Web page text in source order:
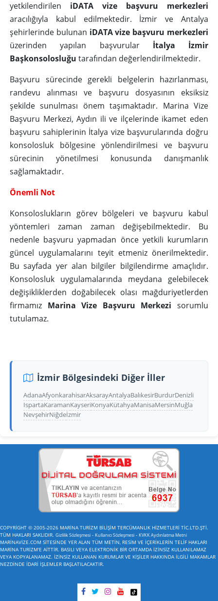
yetkilendirilen iDATA vize başvuru merkezleri
aracılığıyla kabul edilmektedir. İzmir ve Antalya
şehirlerinde bulunan iDATA vize başvuru merkezleri
üzerinden yapılan başvurular İtalya İzmir
Başkonsolosluğu tarafından değerlendirilmektedir.
Başvuru sürecinde gerekli belgelerin hazırlanması,
randevu alınması ve başvuru dosyasının eksiksiz
şekilde sunulması önem taşımaktadır. Marina Vize
Başvuru Merkezi, Aydın ili ve ilçelerinde ikamet eden
başvuru sahiplerinin İtalya vize başvurularında doğru
konsolosluk bölgesine yönlendirilmesi ve başvuru
sürecinin yönetilmesi konusunda danışmanlık
sağlamaktadır.
Önemli Not
Konsoloslukların görev bölgeleri ve başvuru kabul
yöntemleri zaman zaman değişebilmektedir. Bu
nedenle başvuru yapmadan önce yetkili kurumların
güncel uygulamalarını teyit etmeniz önerilmektedir.
Bu sayfada yer alan bilgiler bilgilendirme amaçlıdır.
Konsolosluk uygulamalarında meydana gelebilecek
değişikliklerden doğabilecek olası mağduriyetlerden
firmamız Marina Vize Başvuru Merkezi sorumlu
tutulamaz.
İzmir Bölgesindeki Diğer İller
AdanaAfyonkarahisarAksarayAntalyaBalıkesirBurdurDenizli
IspartaKaramanKayseriKonyaKütahyaManisaMersinMuğla
NevşehirNiğdeİzmir
COPYRİGHT © 2005-2026 MARİNA TURİZM BİLİŞİM TERCÜMANLIK HİZMETLERİ TİC.LTD.ŞTİ.
TÜM HAKLARI SAKLIDIR. Gizlilik Sözleşmesi - Kullanıcı Sözleşmesi - KVKK Aydınlatma Metni
MARİNAVİZE.COM SİTESİNDE YER ALAN TÜM METİN, RESİM VE İÇERİKLERİN TELİF HAKLARI
MARİNA TURİZM'E AİTTİR. BASILI VEYA ELEKTRONİK BİR ORTAMDA İZİNSİZ KULLANILAMAZ
VEYA KOPYALANAMAZ. İZİNSİZ KULLANAN KURUMLAR VE KİŞİLER HAKKINDA İLGİLİ MAKAMLAR
NEZDİNDE İDARİ İŞLEMLER BAŞLATILACAKTIR.